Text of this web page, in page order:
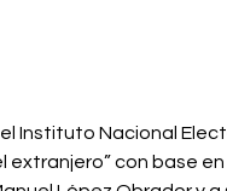
Instituto Nacional
con base en